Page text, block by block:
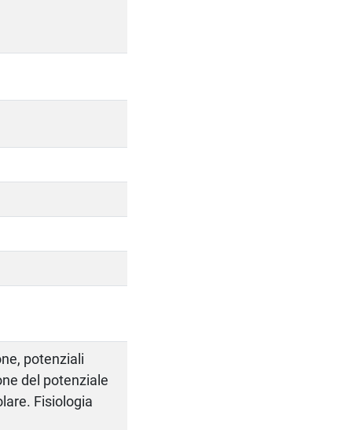
potenziali
del potenziale
Fisiologia